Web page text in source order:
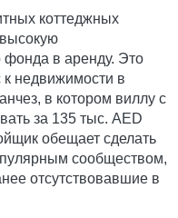
коттеджных
фонда в аренду. Это
к недвижимости в
в котором виллу с
за 135 тыс. AED
обещает сделать
сообществом,
отсутствовавшие в